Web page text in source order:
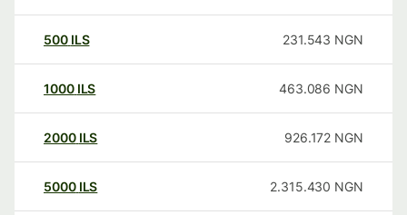
500 ILS 231.543 NGN
1000 ILS 463.086 NGN
2000 ILS 926.172 NGN
5000 ILS 2.315.430 NGN